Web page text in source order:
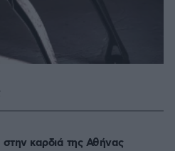
στην καρδιά της Αθήνας